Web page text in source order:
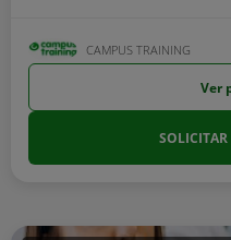
CAMPUS TRAINING
Ver